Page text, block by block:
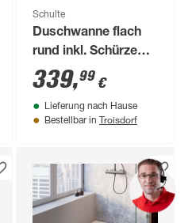
Schulte
Duschwanne flach
rund inkl. Schürze
weiß Ø 90 cm
339,99 €
Lieferung nach Hause
Bestellbar in Troisdorf